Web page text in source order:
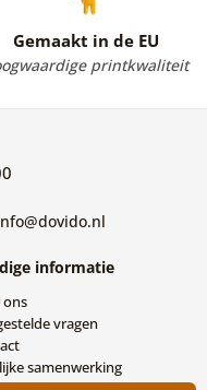
Gemaakt in de EU
printkwaliteit
informatie
ons
vragen
samenwerking